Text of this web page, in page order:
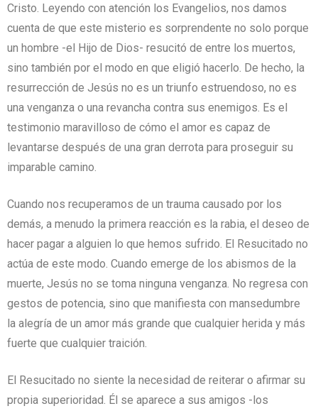
Cristo. Leyendo con atención los Evangelios, nos damos
cuenta de que este misterio es sorprendente no solo porque
un hombre -el Hijo de Dios- resucitó de entre los muertos,
sino también por el modo en que eligió hacerlo. De hecho, la
resurrección de Jesús no es un triunfo estruendoso, no es
una venganza o una revancha contra sus enemigos. Es el
testimonio maravilloso de cómo el amor es capaz de
levantarse después de una gran derrota para proseguir su
imparable camino.
Cuando nos recuperamos de un trauma causado por los
demás, a menudo la primera reacción es la rabia, el deseo de
hacer pagar a alguien lo que hemos sufrido. El Resucitado no
actúa de este modo. Cuando emerge de los abismos de la
muerte, Jesús no se toma ninguna venganza. No regresa con
gestos de potencia, sino que manifiesta con mansedumbre
la alegría de un amor más grande que cualquier herida y más
fuerte que cualquier traición.
El Resucitado no siente la necesidad de reiterar o afirmar su
propia superioridad. Él se aparece a sus amigos -los